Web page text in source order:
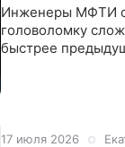
Инженеры МФТИ
головоломку
быстрее
17 июля 2026